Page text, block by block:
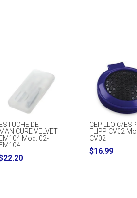
ESTUCHE DE
MANICURE VELVET
EM104 Mod. 02-
EM104
22.20
CEPILLO C/
FLIPP CV02
CV02
$16.99